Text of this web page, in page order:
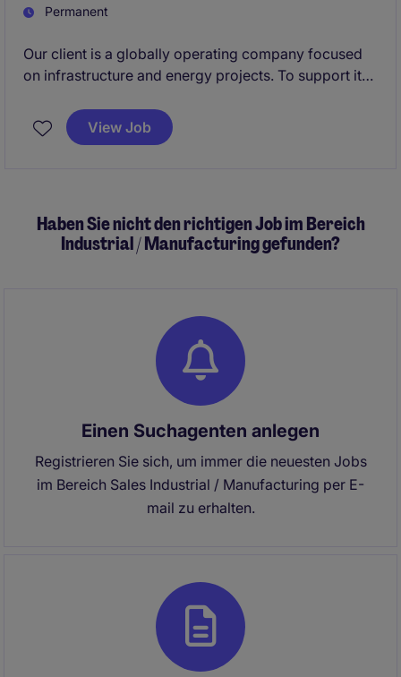
Permanent
Our client is a globally operating company focused
on infrastructure and energy projects. To support its
seeking a Commercial Procurement Manager (m/f/d)
to drive procurement and sourcing activities across
immediate start or a start date by mutual agreement.
View Job
Haben Sie nicht den richtigen Job im Bereich
Industrial / Manufacturing gefunden?
Einen Suchagenten anlegen
Registrieren Sie sich, um immer die neuesten Jobs
im Bereich Sales Industrial / Manufacturing per E-
mail zu erhalten.